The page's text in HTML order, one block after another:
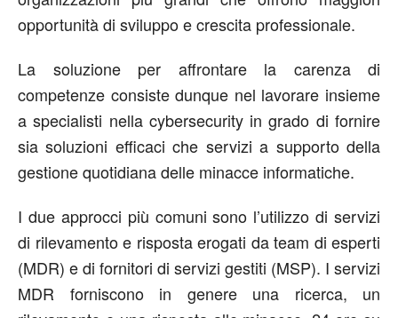
opportunità di sviluppo e crescita professionale.
La soluzione per affrontare la carenza di
competenze consiste dunque nel lavorare insieme
a specialisti nella cybersecurity in grado di fornire
sia soluzioni efficaci che servizi a supporto della
gestione quotidiana delle minacce informatiche.
I due approcci più comuni sono l’utilizzo di servizi
di rilevamento e risposta erogati da team di esperti
(MDR) e di fornitori di servizi gestiti (MSP). I servizi
MDR forniscono in genere una ricerca, un